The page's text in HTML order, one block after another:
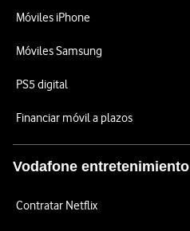
Móviles iPhone
Móviles Samsung
PS5 digital
Financiar móvil a plazos
Vodafone entretenimiento
Contratar Netflix